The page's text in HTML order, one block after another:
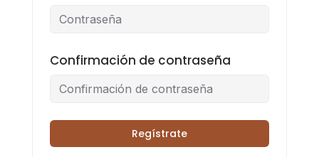
Confirmación de contraseña
Regístrate